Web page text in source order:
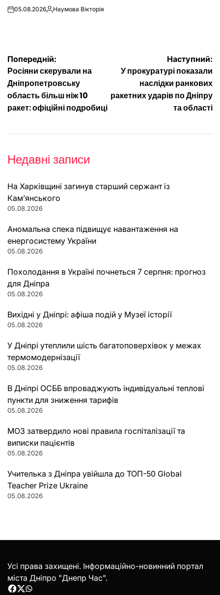
on05.08.2026Опубліковано
Наумова Вікторія
Навігація
записів
Попередній:
Росіяни скерували на
Дніпропетровську
область більш ніж 10
ракет: офіційні подробиці
Наступний:
У прокуратурі показали
наслідки ранкових
ракетних ударів по Дніпру
та області
Недавні записи
На Харківщині загинув старший сержант із
Кам’янського
05.08.2026
Аномальна спека підвищує навантаження на
енергосистему України
05.08.2026
Похолодання в Україні почнеться 7 серпня: прогноз
для Дніпра
05.08.2026
Вихідні у Дніпрі: афіша подій у Музеї історії
05.08.2026
У Дніпрі утеплили шість багатоповерхівок у межах
термомодернізації
05.08.2026
В Дніпрі ОСББ впроваджують індивідуальні теплові
пункти для зниження тарифів
05.08.2026
МОЗ затвердило нові правила госпіталізації та
виписки пацієнтів
05.08.2026
Учителька з Дніпра увійшла до ТОП-50 Global
Teacher Prize Ukraine
05.08.2026
Усі права захищені. Інформаційно-новинний портал
міста Дніпро "Днепр Час".